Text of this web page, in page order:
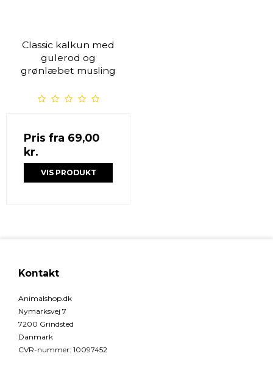
Classic kalkun med
gulerod og
grønlæbet musling
Pris fra 69,00
kr.
VIS PRODUKT
Kontakt
Animalshop.dk
Nymarksvej 7
7200 Grindsted
Danmark
CVR-nummer: 10097452